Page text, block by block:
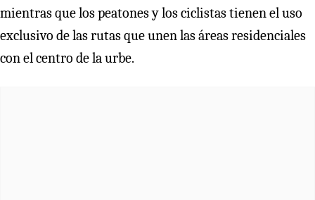
mientras que los peatones y los ciclistas tienen el uso
exclusivo de las rutas que unen las áreas residenciales
con el centro de la urbe.